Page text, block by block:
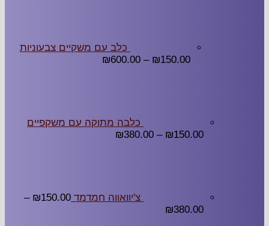
כלב עם משקיים צבעוניות
₪150.00
–
₪600.00
כלבה מתוקה עם משקפיים
₪150.00
–
₪380.00
צ'יוואווה חמדמד ₪150.00
–
₪380.00